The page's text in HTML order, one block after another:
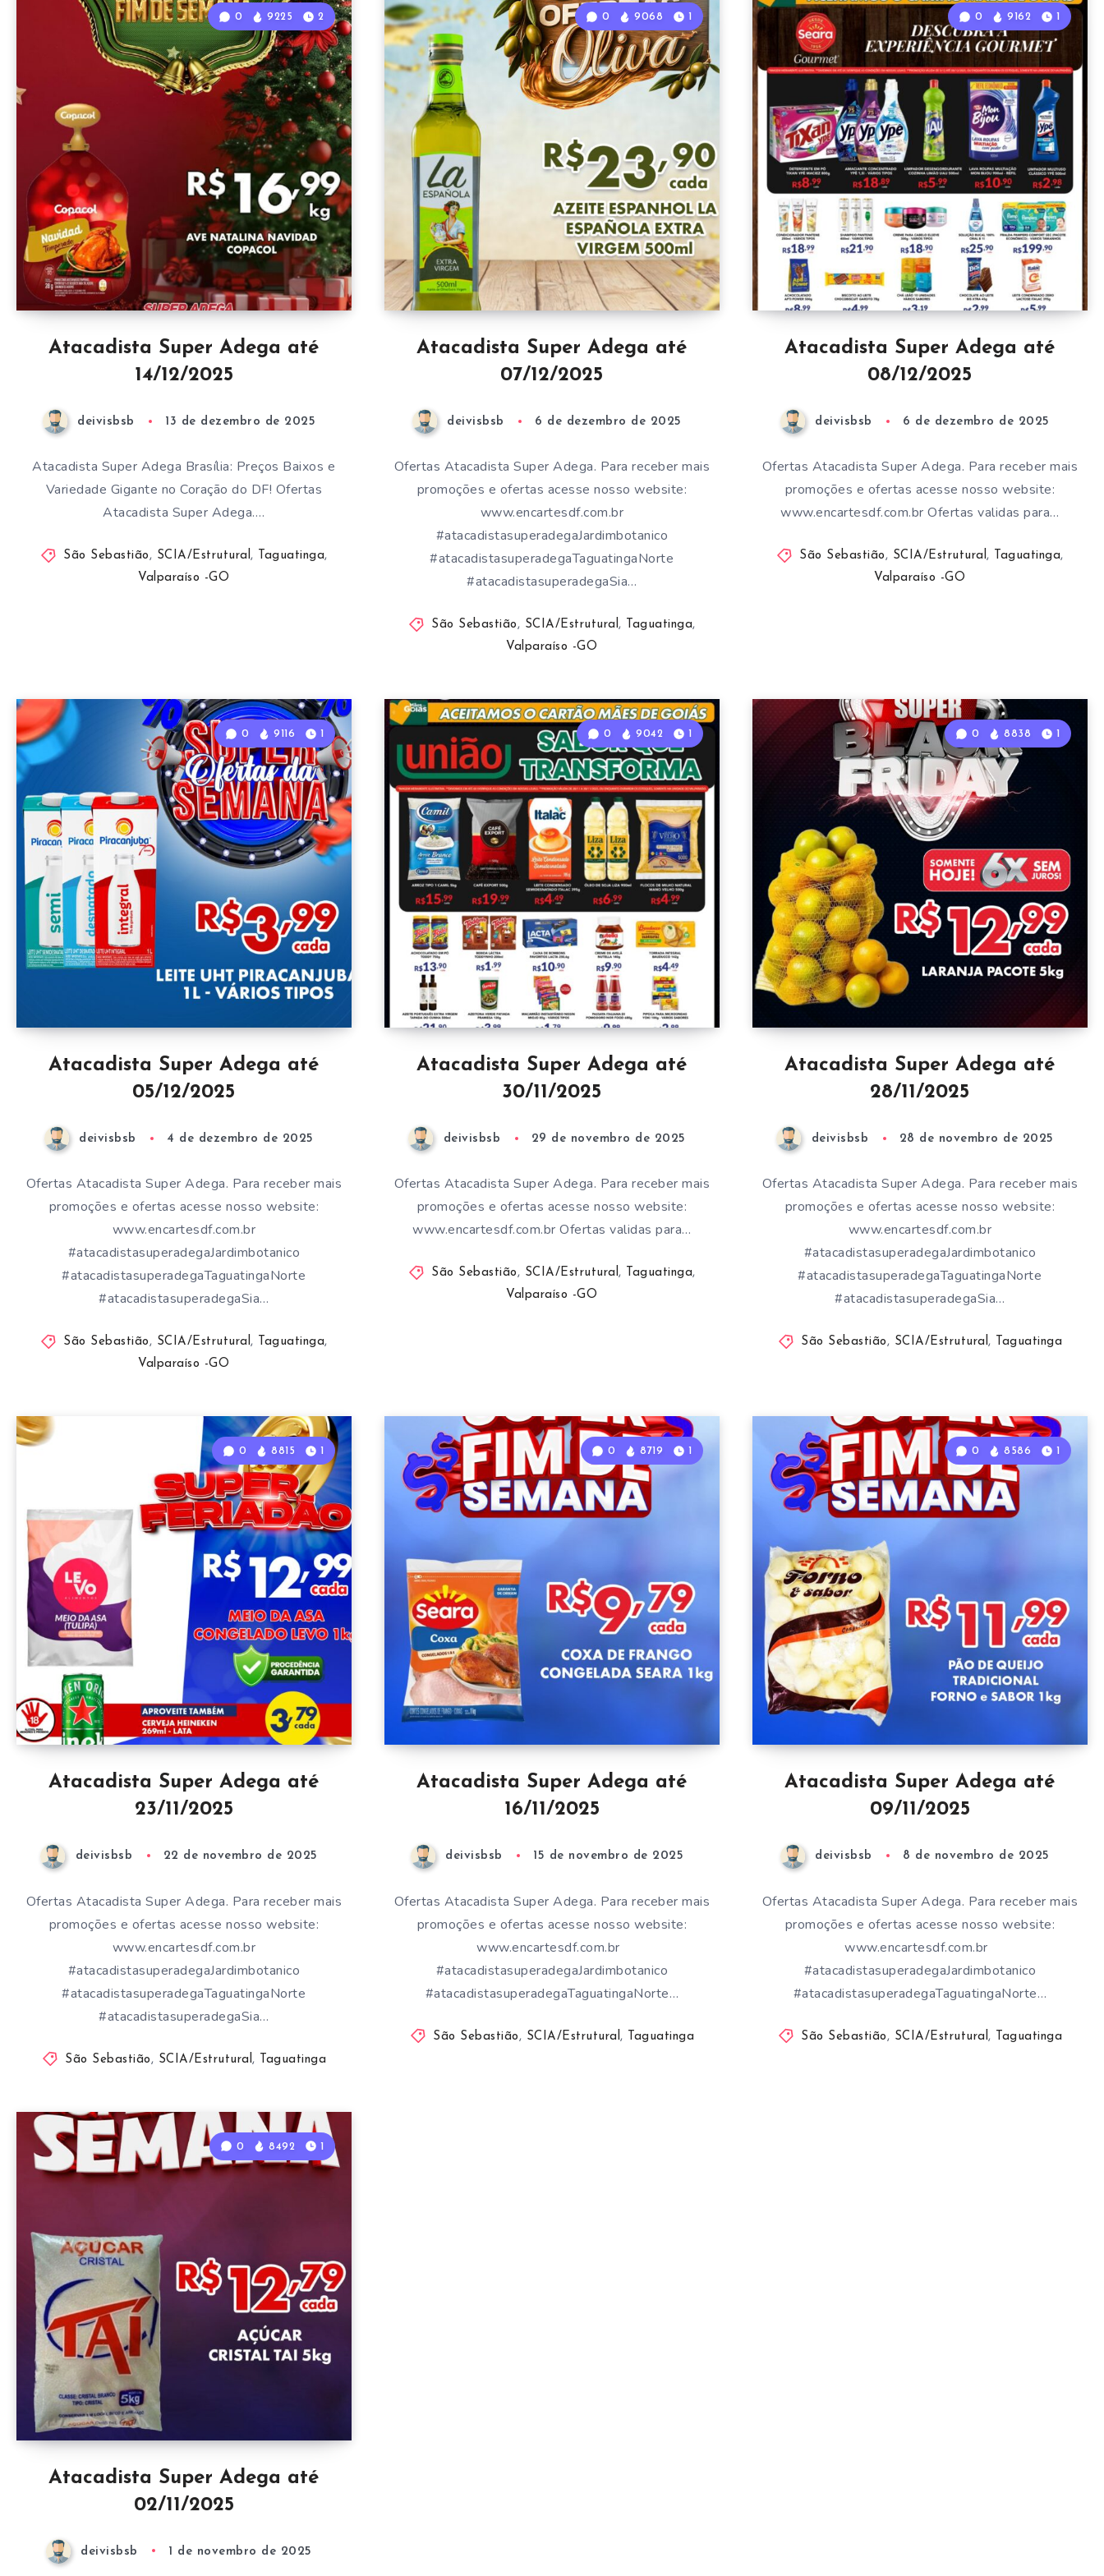
Atacadista Super Adega até
14/12/2025
0 9225 2
deivisbsb 13 de dezembro de 2025
Atacadista Super Adega Brasília: Preços Baixos e
Variedade Gigante no Coração do DF! Ofertas
Atacadista Super Adega….
São Sebastião, SCIA/Estrutural, Taguatinga,
Valparaíso -GO
Atacadista Super Adega até
07/12/2025
0 9068 1
deivisbsb 6 de dezembro de 2025
Ofertas Atacadista Super Adega. Para receber mais
promoções e ofertas acesse nosso website:
www.encartesdf.com.br
#atacadistasuperadegaJardimbotanico
#atacadistasuperadegaTaguatingaNorte
#atacadistasuperadegaSia…
São Sebastião, SCIA/Estrutural, Taguatinga,
Valparaíso -GO
Atacadista Super Adega até
08/12/2025
0 9162 1
deivisbsb 6 de dezembro de 2025
Ofertas Atacadista Super Adega. Para receber mais
promoções e ofertas acesse nosso website:
www.encartesdf.com.br Ofertas validas para…
São Sebastião, SCIA/Estrutural, Taguatinga,
Valparaíso -GO
Atacadista Super Adega até
05/12/2025
0 9116 1
deivisbsb 4 de dezembro de 2025
Ofertas Atacadista Super Adega. Para receber mais
promoções e ofertas acesse nosso website:
www.encartesdf.com.br
#atacadistasuperadegaJardimbotanico
#atacadistasuperadegaTaguatingaNorte
#atacadistasuperadegaSia…
São Sebastião, SCIA/Estrutural, Taguatinga,
Valparaíso -GO
Atacadista Super Adega até
30/11/2025
0 9042 1
deivisbsb 29 de novembro de 2025
Ofertas Atacadista Super Adega. Para receber mais
promoções e ofertas acesse nosso website:
www.encartesdf.com.br Ofertas validas para…
São Sebastião, SCIA/Estrutural, Taguatinga,
Valparaíso -GO
Atacadista Super Adega até
28/11/2025
0 8838 1
deivisbsb 28 de novembro de 2025
Ofertas Atacadista Super Adega. Para receber mais
promoções e ofertas acesse nosso website:
www.encartesdf.com.br
#atacadistasuperadegaJardimbotanico
#atacadistasuperadegaTaguatingaNorte
#atacadistasuperadegaSia…
São Sebastião, SCIA/Estrutural, Taguatinga
Atacadista Super Adega até
23/11/2025
0 8815 1
deivisbsb 22 de novembro de 2025
Ofertas Atacadista Super Adega. Para receber mais
promoções e ofertas acesse nosso website:
www.encartesdf.com.br
#atacadistasuperadegaJardimbotanico
#atacadistasuperadegaTaguatingaNorte
#atacadistasuperadegaSia…
São Sebastião , SCIA/Estrutural , Taguatinga
Atacadista Super Adega até
16/11/2025
0 8719 1
deivisbsb 15 de novembro de 2025
Ofertas Atacadista Super Adega. Para receber mais
promoções e ofertas acesse nosso website:
www.encartesdf.com.br
#atacadistasuperadegaJardimbotanico
#atacadistasuperadegaTaguatingaNorte…
São Sebastião , SCIA/Estrutural , Taguatinga
Atacadista Super Adega até
09/11/2025
0 8586 1
deivisbsb 8 de novembro de 2025
Ofertas Atacadista Super Adega. Para receber mais
promoções e ofertas acesse nosso website:
www.encartesdf.com.br
#atacadistasuperadegaJardimbotanico
#atacadistasuperadegaTaguatingaNorte…
São Sebastião , SCIA/Estrutural , Taguatinga
Atacadista Super Adega até
02/11/2025
0 8492 1
deivisbsb 1 de novembro de 2025